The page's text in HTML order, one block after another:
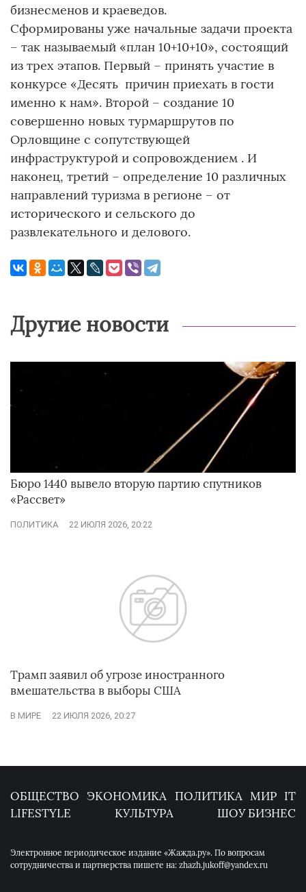
бизнесменов и краеведов.
Сформированы уже начальные задачи проекта
– так называемый «план 10+10+10», состоящий
из трех этапов. Первый – принять участие в
конкурсе «Десять причин приехать в гости
именно к нам». Второй – создание 10
совершенно новых турмаршрутов по
Орловщине с сопутствующей
инфраструктурой и сопровождением . И
наконец, третий – определение 10 различных
направлений туризма в регионе – от
исторического и сельского до
развлекательного и делового.
Другие новости
Бюро 1440 вывело вторую партию спутников
«Рассвет»
ПОЛИТИКА 22 ИЮЛЯ 2026, 20:22
Трамп заявил об угрозе иностранного
вмешательства в выборы США
В МИРЕ 22 ИЮЛЯ 2026, 20:27
ОБЩЕСТВО ЭКОНОМИКА ПОЛИТИКА МИР IT
LIFESTYLE
КУЛЬТУРА ШОУ БИЗНЕС
Электронное периодическое издание «Жажда.ру». По вопросам
сотрудничества и партнерства пишете на: zhazh.jukoff@yandex.ru